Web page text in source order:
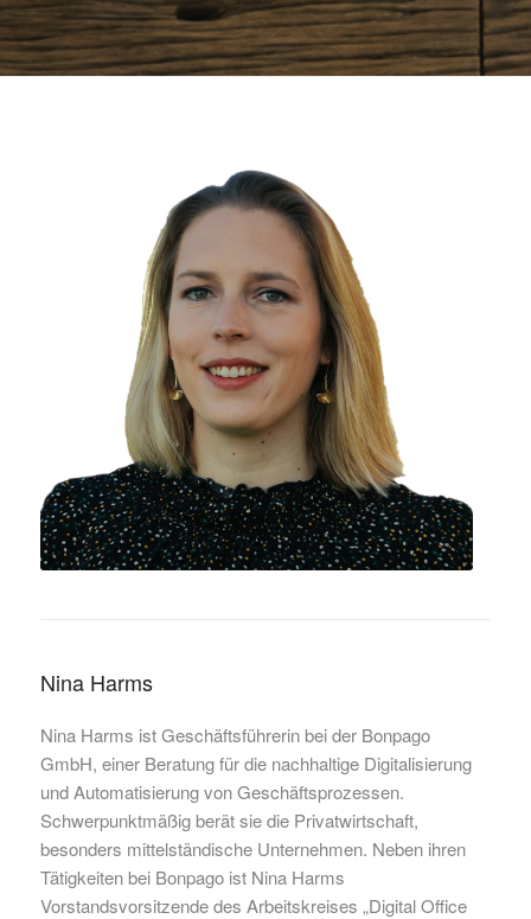
Nina Harms
Nina Harms ist Geschäftsführerin bei der Bonpago
GmbH, einer Beratung für die nachhaltige Digitalisierung
und Automatisierung von Geschäftsprozessen.
Schwerpunktmäßig berät sie die Privatwirtschaft,
besonders mittelständische Unternehmen. Neben ihren
Tätigkeiten bei Bonpago ist Nina Harms
Vorstandsvorsitzende des Arbeitskreises „Digital Office